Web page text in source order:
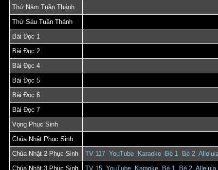
Thứ Năm Tuần Thánh
Thứ Sáu Tuần Thánh
Bài Đọc 1
Bài Đọc 2
Bài Đọc 4
Bài Đọc 5
Bài Đọc 6
Bài Đọc 7
Vọng Phục Sinh
Chúa Nhật Phục Sinh
Chúa Nhật 2 Phục Sinh
TV 117 YouTube Karaoke Bè 1 Bè 2
Chúa Nhật 3 Phục Sinh
TV 15 YouTube Karaoke Bè 1 Bè 2 Alleluia